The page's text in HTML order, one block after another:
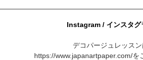
Instagram / インスタグ
デコパージュレッスン
https://www.japanartpaper.com/を